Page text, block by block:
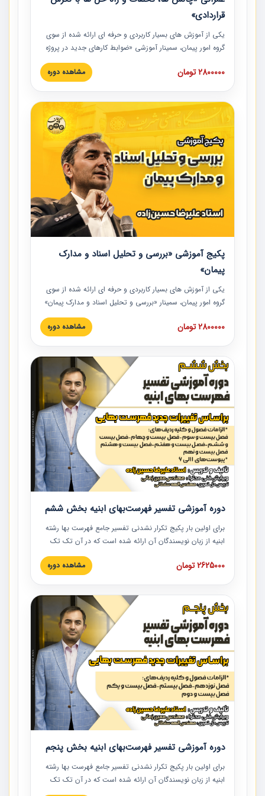
قراردادی»
یکی از آموزش‏‏‏‏‏‏ های بسیار کاربردی و حرفه‏ ای ارائه شده از سوی
گروه امور پیمان، سمینار آموزشی «ضوابط کارهای جدید در پروژه
های عمرانی» چالش ها، تخلفات و راه حل ها با نگرش قراردادی
است که در محل سندیکای شرکت های ساختمانی کشور ارائه شد.
مدارک پیمان به همراه تجربیات عملی ارائه شده است.
2800000 تومان مشاهده دوره
پکیج آموزشی «بررسی و تحلیل اسناد و مدارک
پیمان»
یکی از آموزش‏‏‏‏‏‏ های بسیار کاربردی و حرفه‏ ای ارائه شده از سوی
گروه امور پیمان، سمینار «بررسی و تحلیل اسناد و مدارک پیمان»
است که در دانشگاه صنعتی شریف ارائه شد. در این آموزش
نکات کلیدی مربوط به اسناد و مدارک پیمان، اولویت بندی اسناد
پیمان به همراه تجربیات عملی در این خصوص ارائه شده است.
2800000 تومان مشاهده دوره
دوره آموزشی تفسیر فهرست‌بهای ابنیه بخش ششم
برای اولین بار پکیج تکرار نشدنی تفسیر جامع فهرست بها رشته
ابنیه از زبان نویسندگان آن ارائه شده است که در آن تک تک
ردیف ها و مطالب فهرست بها تفسیر و ارائه شده است. این
دوره به صورت کامل تصویری بوده و به همراه تصاویر عملیات
دوره با کلام مهندس علیرضاحسین‌زاده مدیر پروژه مهندسی
مشاور در امر بازنگری فهرست بها رشته ابنیه ارائه شده و به تمام
همکارانی که در حوزه صنعت ساخت در حال فعالیت هستند حتما
توصیه می کنیم از مطالب این دوره استفاده نمایند.
2625000 تومان مشاهده دوره
دوره آموزشی تفسیر فهرست‌بهای ابنیه بخش پنجم
برای اولین بار پکیج تکرار نشدنی تفسیر جامع فهرست بها رشته
ابنیه از زبان نویسندگان آن ارائه شده است که در آن تک تک
ردیف ها و مطالب فهرست بها تفسیر و ارائه شده است. این